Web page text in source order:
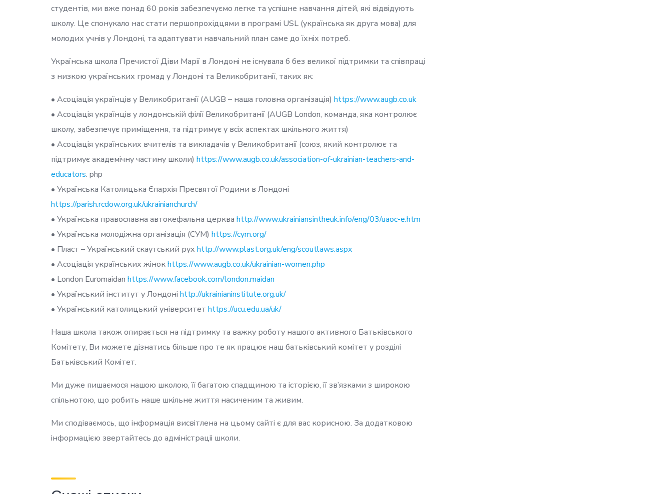
студентів, ми вже понад 60 років забезпечуємо легке та успішне навчання дітей, які відвідують
школу. Це спонукало нас стати першопрохідцями в програмі USL (українська як друга мова) для
молодих учнів у Лондоні, та адаптувати навчальний план саме до їхніх потреб.
Українська школа Пречистої Діви Марії в Лондоні не існувала б без великої підтримки та співпраці
з низкою українських громад у Лондоні та Великобританії, таких як:
• Асоціація українців у Великобританії (AUGB – наша головна організація) https://www.augb.co.uk
• Асоціація українців у лондонській філії Великобританії (AUGB London, команда, яка контролює
школу, забезпечує приміщення, та підтримує у всіх аспектах шкільного життя)
• Асоціація українських вчителів та викладачів у Великобританії (союз, який контролює та
підтримує академічну частину школи) https://www.augb.co.uk/association-of-ukrainian-teachers-and-
educators. php
• Українська Католицька Єпархія Пресвятої Родини в Лондоні
https://parish.rcdow.org.uk/ukrainianchurch/
• Українська православна автокефальна церква http://www.ukrainiansintheuk.info/eng/03/uaoc-e.htm
• Українська молодіжна організація (СУМ) https://cym.org/
• Пласт – Український скаутський рух http://www.plast.org.uk/eng/scoutlaws.aspx
• Асоціація українських жінокhttps://www.augb.co.uk/ukrainian-women.php
• London Euromaidan https://www.facebook.com/london.maidan
• Український інститут у Лондоні http://ukrainianinstitute.org.uk/
• Український католицький університет https://ucu.edu.ua/uk/
Наша школа також опирається на підтримку та важку роботу нашого активного Батьківського
Комітету, Ви можете дізнатись більше про те як працює наш батьківський комітет у розділі
Батьківський Комітет.
Ми дуже пишаємося нашою школою, її багатою спадщиною та історією, її зв’язками з широкою
спільнотою, що робить наше шкільне життя насиченим та живим.
Ми сподіваємось, що інформація висвітлена на цьому сайті є для вас корисною. За додатковою
інформацією звертайтесь до адміністраціі школи.